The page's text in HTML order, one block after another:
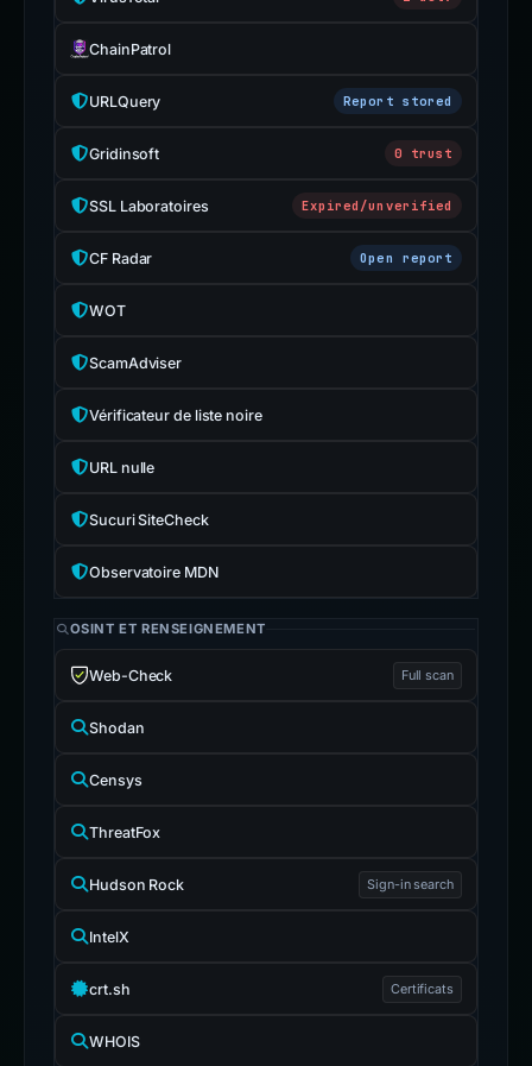
ChainPatrol
URLQuery Report stored
Gridinsoft 0 trust
SSL Laboratoires Expired/unverified
CF Radar Open report
WOT
ScamAdviser
Vérificateur de liste noire
URL nulle
Sucuri SiteCheck
Observatoire MDN
OSINT ET RENSEIGNEMENT
Web-Check Full scan
Shodan
Censys
ThreatFox
Hudson Rock Sign-in search
IntelX
crt.sh Certificats
WHOIS